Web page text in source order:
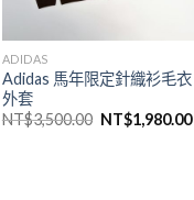
ADIDAS
Adidas 馬年限定針織衫毛衣
外套
NT$3,500.00 NT$1,980.00